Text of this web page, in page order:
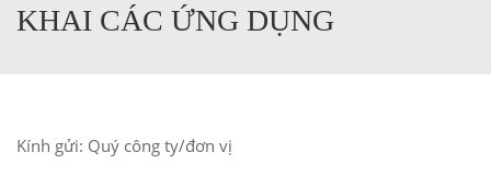
KHAI CÁC ỨNG DỤNG
Kính gửi: Quý công ty/đơn vị